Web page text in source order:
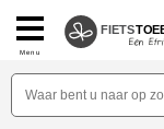
Menu
FIETS